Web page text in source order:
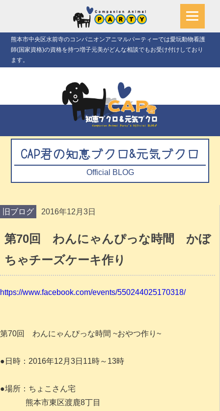
熊本市中央区水前寺のコンパニオンアニマルパーティーでは愛玩動物看護
師(国家資格)の資格を持つ増子元美がどんな相談でもお受け付けしており
ます。
CAP君の知恵ブクロ&元気ブクロ
Official BLOG
旧ブログ 2016年12月3日
第70回 わんにゃんぴっな時間 かぼ
ちゃチーズケーキ作り
https://www.facebook.com/events/550244025170318/
第70回 わんにゃんぴっな時間 ~おやつ作り~
●日時：2016年12月3日11時～13時
●場所：ちょこさん宅
熊本市東区渡鹿8丁目